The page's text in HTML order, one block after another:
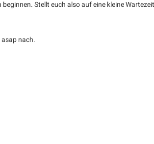
Stellt euch also auf eine kleine
nach.